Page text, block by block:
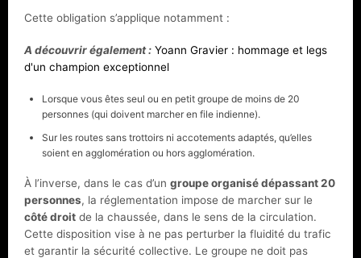
Cette obligation s’applique notamment :
A découvrir également : Yoann Gravier : hommage et legs
d'un champion exceptionnel
Lorsque vous êtes seul ou en petit groupe de moins de 20
personnes (qui doivent marcher en file indienne).
Sur les routes sans trottoirs ni accotements adaptés, qu’elles
soient en agglomération ou hors agglomération.
À l’inverse, dans le cas d’un groupe organisé dépassant 20
personnes, la réglementation impose de marcher sur le
côté droit de la chaussée, dans le sens de la circulation.
Cette disposition vise à ne pas perturber la fluidité du trafic
et garantir la sécurité collective. Le groupe ne doit pas